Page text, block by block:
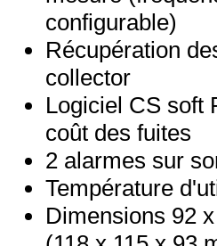
configurable)
Récupération
collector
Logiciel CS soft
coût des fuites
2 alarmes sur
Température
Dimensions 92